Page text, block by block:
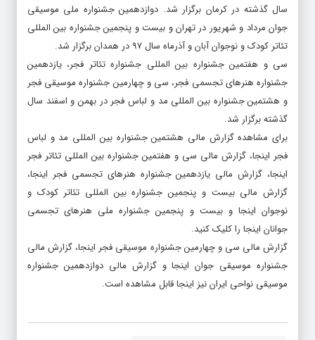
سال گذشته در کرمان برگزار شد. دوازدهمین جشنواره ملی موسیقی
جوان مرداد و شهریور در تهران و بیست و پنجمین جشنواره بین المللی
تئاتر کودک و نوجوان آبان و آذرماه سال ٩٧ در همدان برگزار شد.
سی و هفتمین جشنواره بین المللی جشنواره تئاتر فجر، یازدهمین
جشنواره هنرهای تجسمی فجر، سی و چهارمین جشنواره موسیقی فجر
و هشتمین جشنواره بین المللی مد و لباس فجر در بهمن و اسفند سال
گذشته برگزار شد.
برای مشاهده گزارش مالی هشتمین جشنواره بین المللی مد و لباس
فجر اینجا، گزارش مالی سی و هفتمین جشنواره بین المللی تئاتر فجر
اینجا، گزارش مالی یازدهمین جشنواره هنرهای تجسمی فجر اینجا،
گزارش مالی بیست و پنجمین جشنواره بین المللی تئاتر کودک و
نوجواناینجا و بیست و پنجمین جشنواره ملی هنرهای تجسمی
جوانان اینجا را کلیک کنید.
گزارش مالی سی و چهارمین جشنواره موسیقی فجراینجا، گزارش مالی
جشنواره موسیقی جواناینجاو گزارش مالی دوازدهمین جشنواره
موسیقی نواحی ایران نیز اینجاقابل مشاهده است.